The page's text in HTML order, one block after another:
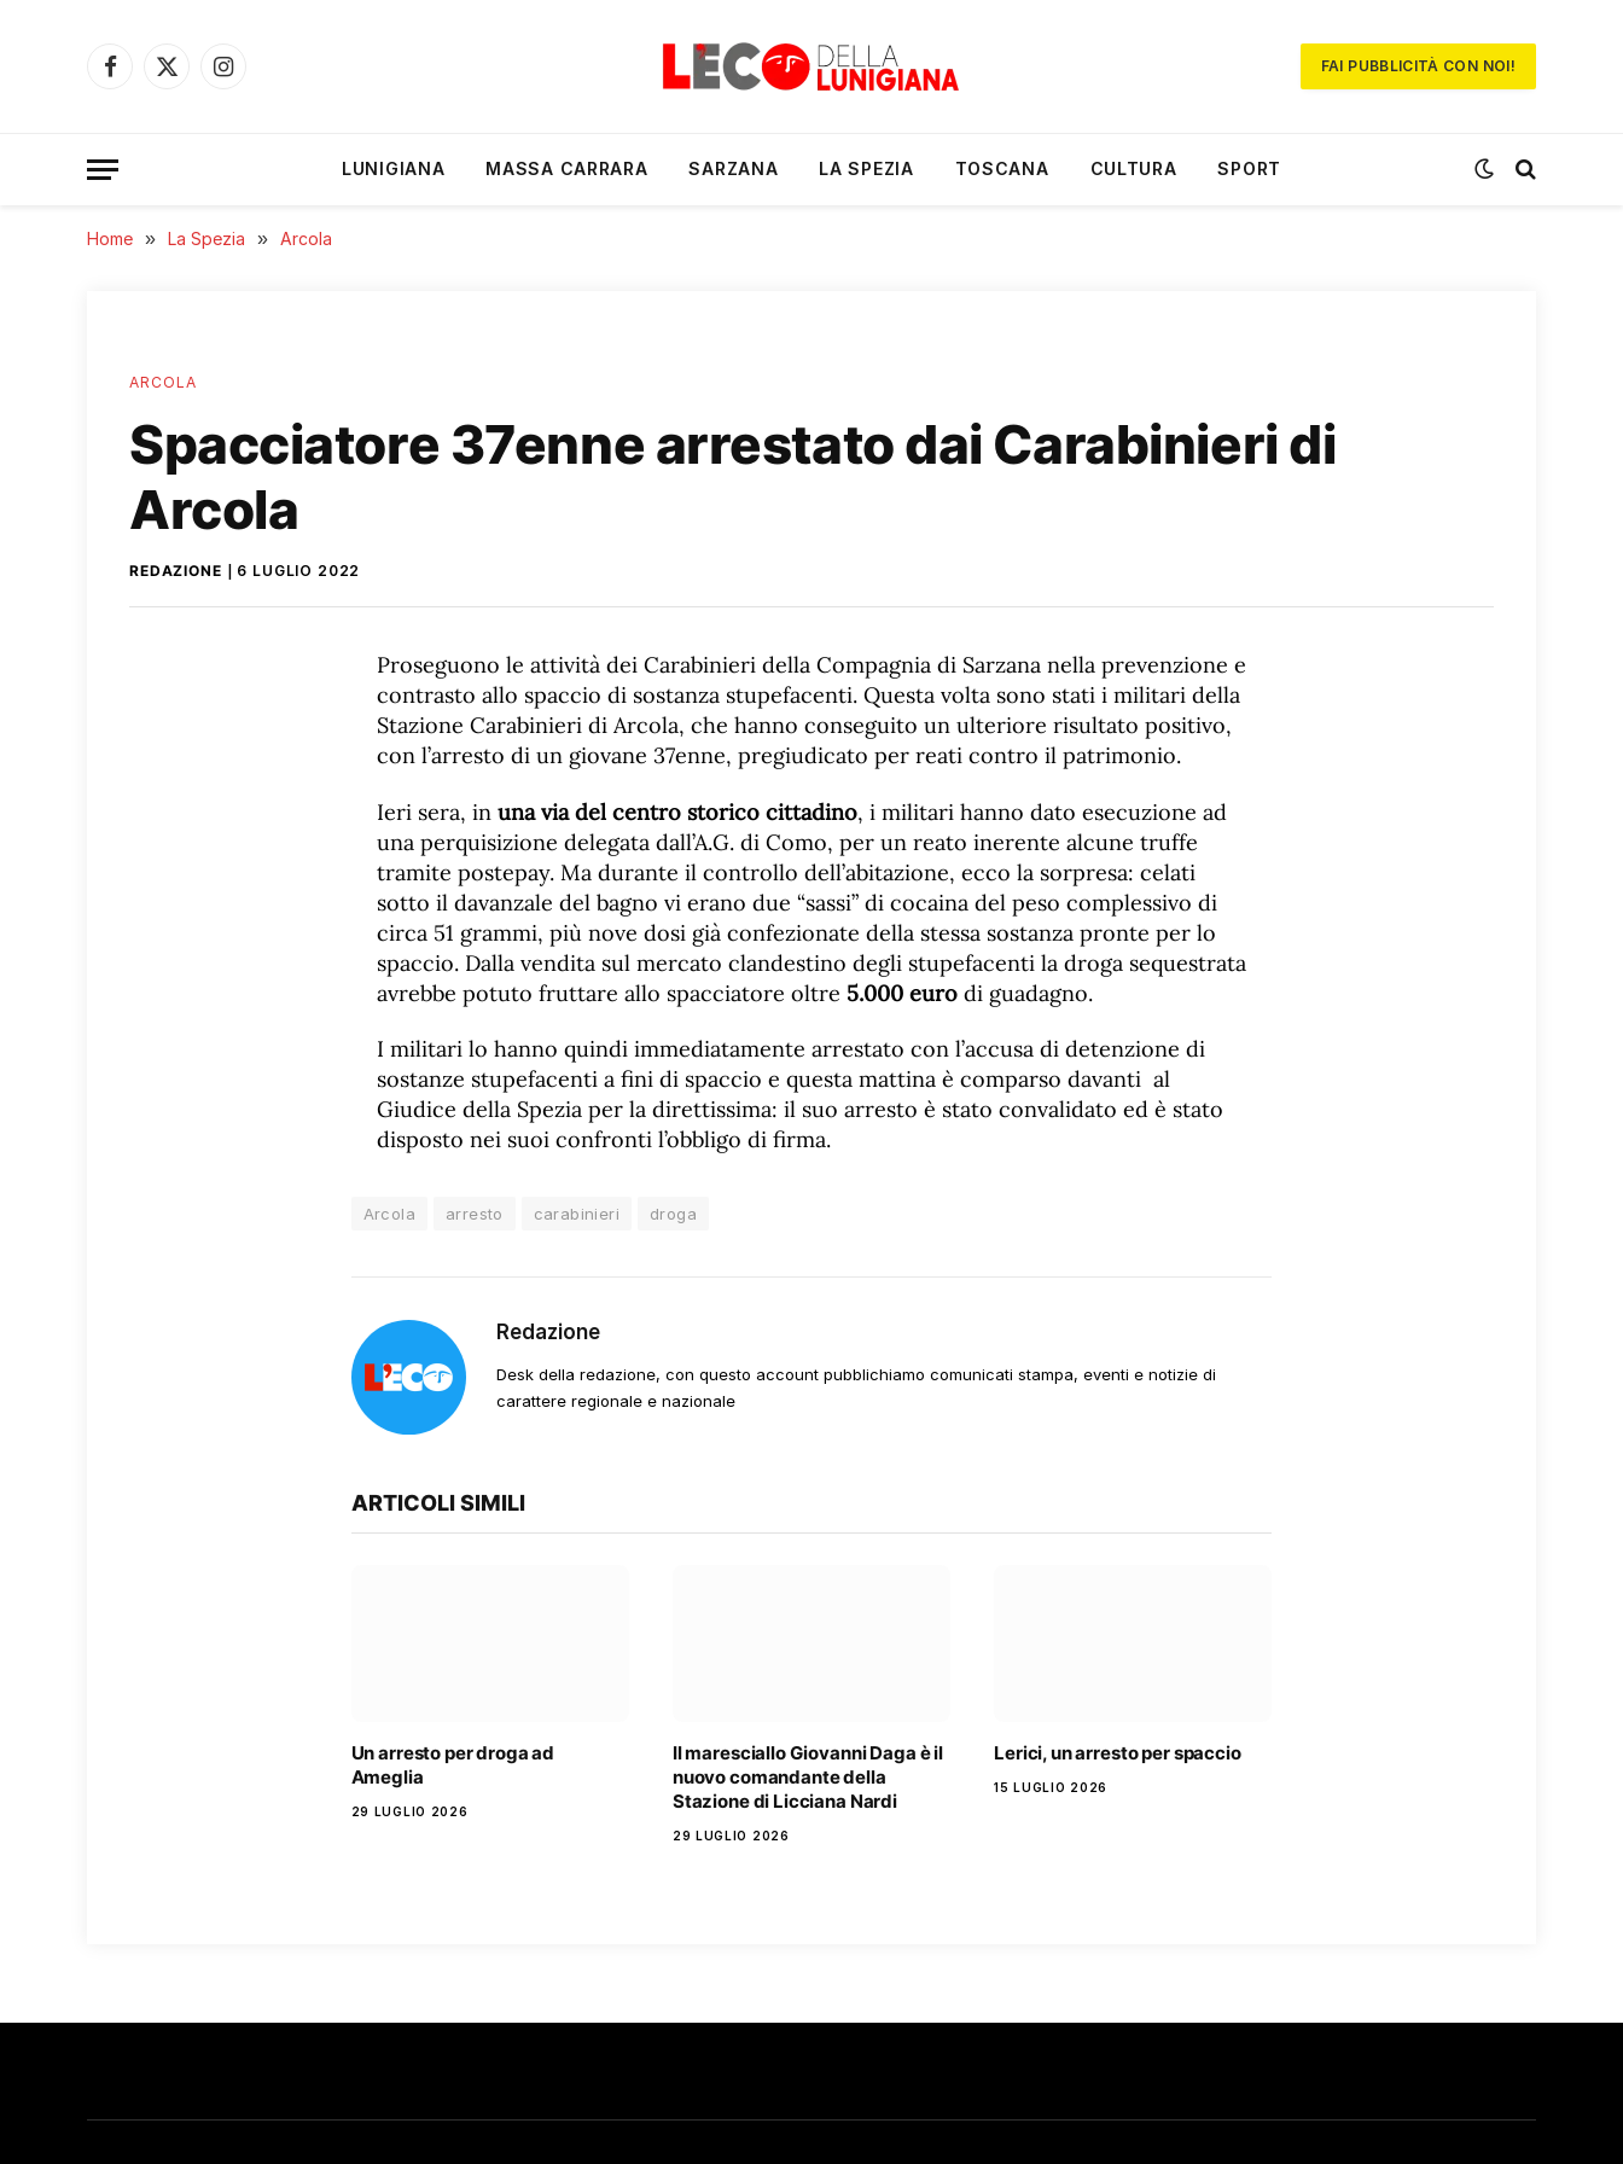
Facebook
X
Instagram
FAI PUBBLICITÀ CON NOI!
LUNIGIANA MASSA CARRARA SARZANA LA SPEZIA TOSCANA CULTURA SPORT
Home » La Spezia » Arcola
ARCOLA
Spacciatore 37enne arrestato dai Carabinieri di
Arcola
REDAZIONE 6 LUGLIO 2022
Proseguono le attività dei Carabinieri della Compagnia di Sarzana nella prevenzione e
contrasto allo spaccio di sostanza stupefacenti. Questa volta sono stati i militari della
Stazione Carabinieri di Arcola, che hanno conseguito un ulteriore risultato positivo,
con l’arresto di un giovane 37enne, pregiudicato per reati contro il patrimonio.
Ieri sera, in una via del centro storico cittadino, i militari hanno dato esecuzione ad
una perquisizione delegata dall’A.G. di Como, per un reato inerente alcune truffe
tramite postepay. Ma durante il controllo dell’abitazione, ecco la sorpresa: celati
sotto il davanzale del bagno vi erano due “sassi” di cocaina del peso complessivo di
circa 51 grammi, più nove dosi già confezionate della stessa sostanza pronte per lo
spaccio. Dalla vendita sul mercato clandestino degli stupefacenti la droga sequestrata
avrebbe potuto fruttare allo spacciatore oltre 5.000 euro di guadagno.
I militari lo hanno quindi immediatamente arrestato con l’accusa di detenzione di
sostanze stupefacenti a fini di spaccio e questa mattina è comparso davanti al
Giudice della Spezia per la direttissima: il suo arresto è stato convalidato ed è stato
disposto nei suoi confronti l’obbligo di firma.
Arcola arresto carabinieri droga
Redazione
Desk della redazione, con questo account pubblichiamo comunicati stampa, eventi e notizie di
carattere regionale e nazionale
ARTICOLI SIMILI
Un arresto per droga ad
Ameglia
29 LUGLIO 2026
Il maresciallo Giovanni Daga è il
nuovo comandante della
Stazione di Licciana Nardi
29 LUGLIO 2026
Lerici, un arresto per spaccio
15 LUGLIO 2026